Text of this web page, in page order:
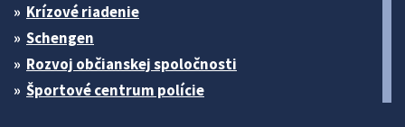
Krízové riadenie
Schengen
Rozvoj občianskej spoločnosti
Športové centrum polície